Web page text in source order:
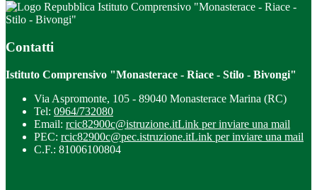
Istituto Comprensivo "Monasterace - Riace -
Stilo - Bivongi"
Contatti
Istituto Comprensivo "Monasterace - Riace - Stilo - Bivongi"
Via Aspromonte, 105 - 89040 Monasterace Marina (RC)
Tel: 0964/732080
Email: rcic82900c@istruzione.itLink per inviare una mail
PEC: rcic82900c@pec.istruzione.itLink per inviare una mail
C.F.: 81006100804